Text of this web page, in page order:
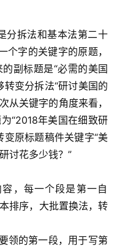
个字的关键字的原题，
副标题是“必需的美国
变分拆法“研讨美国的
从关键字的角度来看，
“2018年美国在细致研
原标题稿件关键字“美
讨花多少钱？”
排序，大批置换法，转